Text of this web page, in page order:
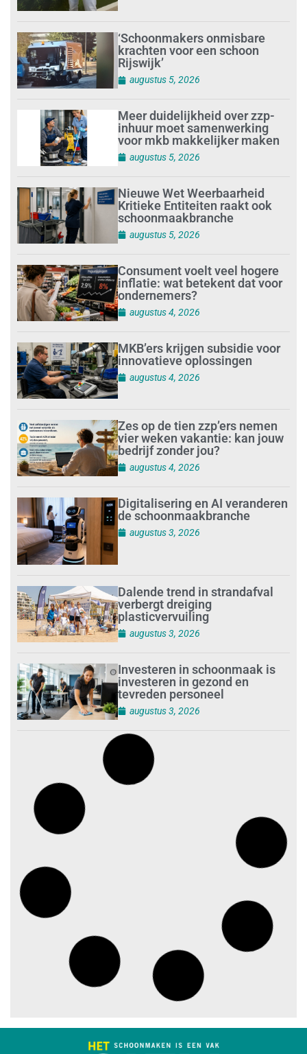
‘Schoonmakers onmisbare
krachten voor een schoon
Rijswijk’
augustus 5, 2026
Meer duidelijkheid over zzp-
inhuur moet samenwerking
voor mkb makkelijker maken
augustus 5, 2026
Nieuwe Wet Weerbaarheid
Kritieke Entiteiten raakt ook
schoonmaakbranche
augustus 5, 2026
Consument voelt veel hogere
inflatie: wat betekent dat voor
ondernemers?
augustus 4, 2026
MKB’ers krijgen subsidie voor
innovatieve oplossingen
augustus 4, 2026
Zes op de tien zzp’ers nemen
vier weken vakantie: kan jouw
bedrijf zonder jou?
augustus 4, 2026
Digitalisering en AI veranderen
de schoonmaakbranche
augustus 3, 2026
Dalende trend in strandafval
verbergt dreiging
plasticvervuiling
augustus 3, 2026
Investeren in schoonmaak is
investeren in gezond en
tevreden personeel
augustus 3, 2026
Best gelezen artikelen SIEV-
Dagblad 26 juli 2026 tot en met
1 augustus 2026
augustus 2, 2026
‘Nieuwe Zelfstandigenwet
moet veilige haven worden’
nieuwe partner van SIEV
Loonafspraken in nieuwe cao’s
zijn ruim boven drie procent
augustus 1, 2026
schoonmaakbedrijf Klien na
succesvolle audit